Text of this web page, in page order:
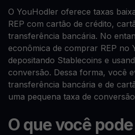
O YouHodler oferece taxas
REP com cartão de crédito,
transferência bancária. No
econômica de comprar REP no
depositando Stablecoins e
conversão. Dessa forma, você
transferência bancária e de
uma pequena taxa de
O que você